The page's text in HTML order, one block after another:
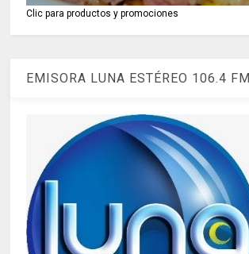
Clic para productos y promociones
EMISORA LUNA ESTÉREO 106.4 FM